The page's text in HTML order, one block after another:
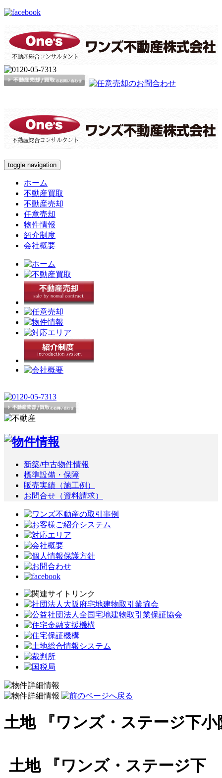
toggle navigation
ホーム
不動産買取
不動産売却
任意売却
物件情報
紹介制度
会社概要
新築/中古物件情報
標準設備・保障
販売実績（施工例）
お問合せ（資料請求）
土地 『ワンズ・ステージ下小
土地 『ワンズ・ステージ下